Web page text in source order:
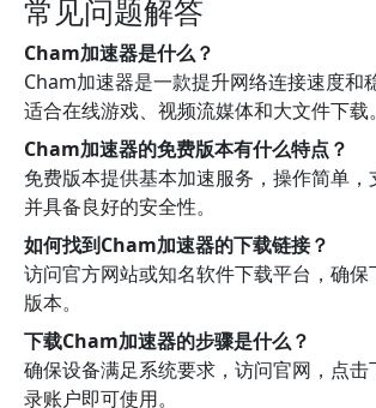
常见问题解答
Cham加速器是什么？
Cham加速器是一款提升网络连接速度和
适合在线游戏、视频流媒体和大文件下载。
Cham加速器的免费版本有什么特点？
免费版本提供基本加速服务，操作简单，
并具备良好的安全性。
如何找到Cham加速器的下载链接？
访问官方网站或知名软件下载平台，确
版本。
下载Cham加速器的步骤是什么？
确保设备满足系统要求，访问官网，点击
录账户即可使用。